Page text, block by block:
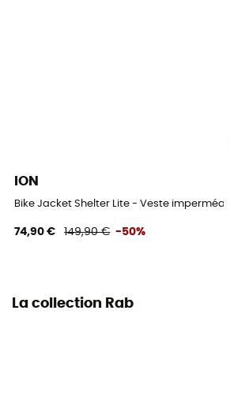
Non
Poches
ION
Bike Jacket Shelter Lite - Veste
74,90 € 149,90 € -50%
La collection Rab